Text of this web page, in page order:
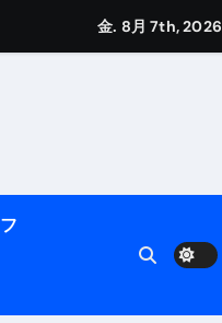
解説
金. 8月 7th, 2026